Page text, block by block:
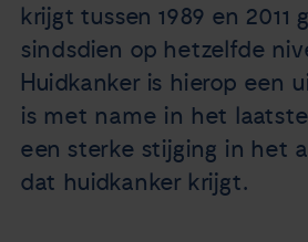
krijgt tussen 1989 en 2011
sindsdien op hetzelfde
Huidkanker is hierop een
is met name in het
een sterke stijging in het
dat huidkanker krijgt.